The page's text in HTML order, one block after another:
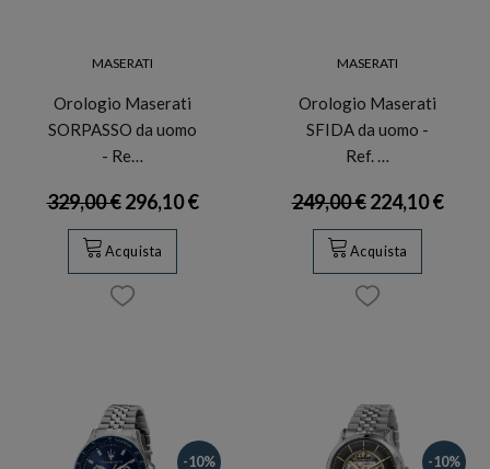
MASERATI
Orologio Maserati
SORPASSO da uomo
- Re…
329,00 €296,10 €
Acquista
MASERATI
Orologio Maserati
SFIDA da uomo -
Ref. …
249,00 €224,10 €
Acquista
-10% -10%